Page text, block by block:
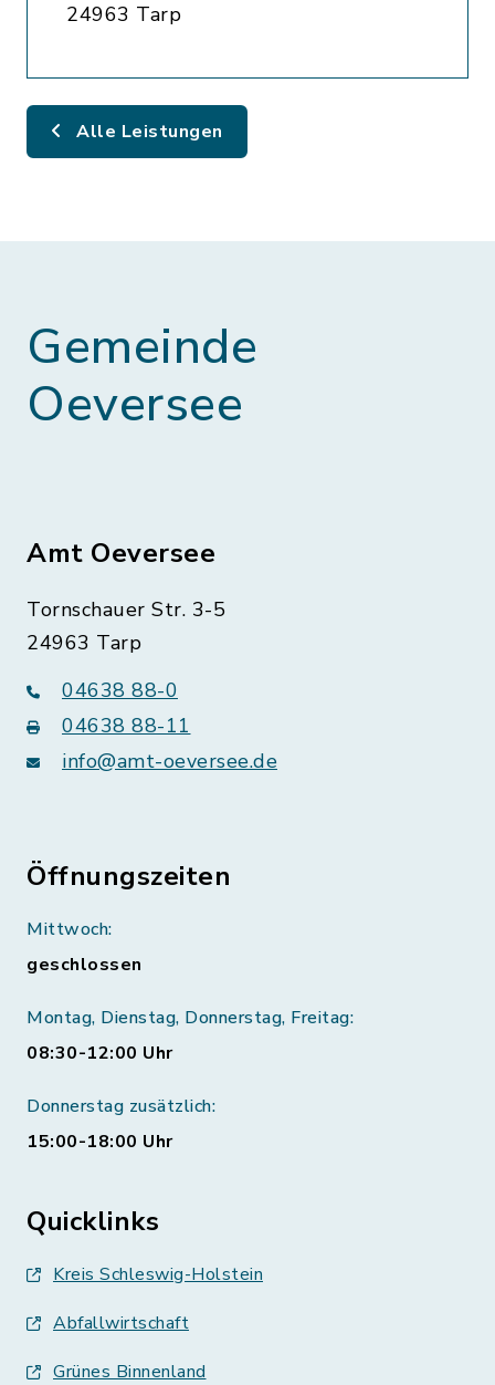
24963 Tarp
Alle Leistungen
Gemeinde
Oeversee
Amt Oeversee
Tornschauer Str. 3-5
24963 Tarp
04638 88-0
04638 88-11
info@amt-oeversee.de
Öffnungszeiten
Mittwoch:
geschlossen
Montag, Dienstag, Donnerstag, Freitag:
08:30-12:00 Uhr
Donnerstag zusätzlich:
15:00-18:00 Uhr
Quicklinks
Kreis Schleswig-Holstein
Abfallwirtschaft
Grünes Binnenland